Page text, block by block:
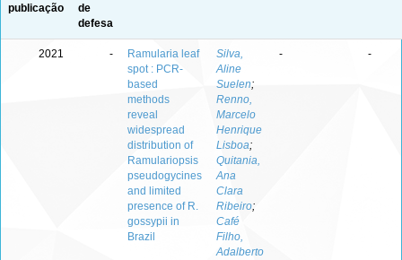
publicação
de
defesa
2021 -
Ramularia leaf
spot : PCR-
based
methods
reveal
widespread
distribution of
Ramulariopsis
pseudogycines
and limited
presence of R.
gossypii in
Brazil
Silva,
Aline
Suelen;
Renno,
Marcelo
Henrique
Lisboa;
Quitania,
Ana
Clara
Ribeiro;
Café
Filho,
Adalberto
- -